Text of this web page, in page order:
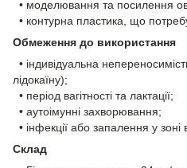
• моделювання та посилення
• контурна пластика, що
Обмеження до використання
• індивідуальна
лідокаїну);
• період вагітності та лактації;
• аутоімунні захворювання;
• інфекції або запалення у зоні
Склад